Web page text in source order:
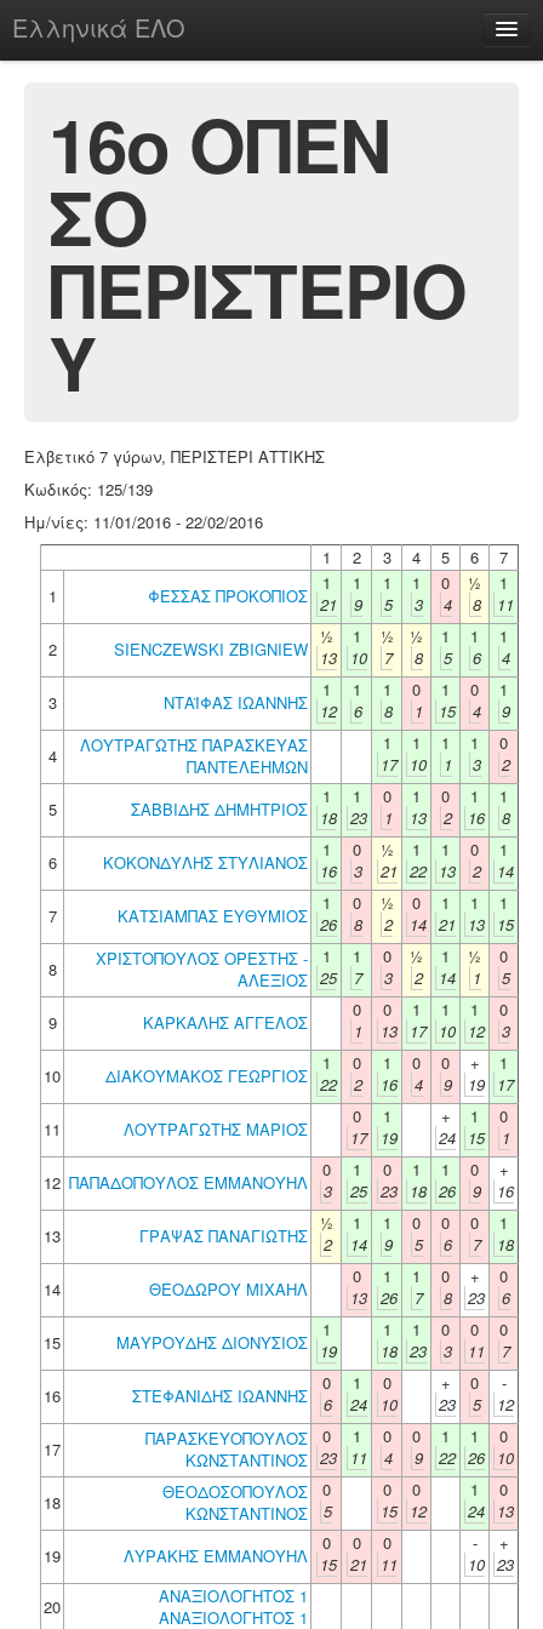
Ελληνικά ΕΛΟ
chesstu.be @ discord
Login
16ο ΟΠΕΝ
ΣΟ
ΠΕΡΙΣΤΕΡΙΟ
Υ
Ελβετικό 7 γύρων, ΠΕΡΙΣΤΕΡΙ ΑΤΤΙΚΗΣ
Κωδικός: 125/139
Ημ/νίες: 11/01/2016 - 22/02/2016
1
2 3 4 5 6
7
1
ΦΕΣΣΑΣ ΠΡΟΚΟΠΙΟΣ
1
21
1
9
1
5
1
3
0
4
½
8
1
11
2
SIENCZEWSKI ZBIGNIEW
½
13
1
10
½
7
½
8
1
5
1
6
1
4
3
ΝΤΑΪΦΑΣ ΙΩΑΝΝΗΣ
1
12
1
6
1
8
0
1
1
15
0
4
1
9
4
ΛΟΥΤΡΑΓΩΤΗΣ ΠΑΡΑΣΚΕΥΑΣ
ΠΑΝΤΕΛΕΗΜΩΝ
1
17
1
10
1
1
1
3
0
2
5
ΣΑΒΒΙΔΗΣ ΔΗΜΗΤΡΙΟΣ
1
18
1
23
0
1
1
13
0
2
1
16
1
8
6
ΚΟΚΟΝΔΥΛΗΣ ΣΤΥΛΙΑΝΟΣ
1
16
0
3
½
21
1
22
1
13
0
2
1
14
7
ΚΑΤΣΙΑΜΠΑΣ ΕΥΘΥΜΙΟΣ
1
26
0
8
½
2
0
14
1
21
1
13
1
15
8
ΧΡΙΣΤΟΠΟΥΛΟΣ ΟΡΕΣΤΗΣ -
ΑΛΕΞΙΟΣ
1
25
1
7
0
3
½
2
1
14
½
1
0
5
9
ΚΑΡΚΑΛΗΣ ΑΓΓΕΛΟΣ
0
1
0
13
1
17
1
10
1
12
0
3
10
ΔΙΑΚΟΥΜΑΚΟΣ ΓΕΩΡΓΙΟΣ
1
22
0
2
1
16
0
4
0
9
+
19
1
17
11
ΛΟΥΤΡΑΓΩΤΗΣ ΜΑΡΙΟΣ
0
17
1
19
+
24
1
15
0
1
12 ΠΑΠΑΔΟΠΟΥΛΟΣ ΕΜΜΑΝΟΥΗΛ
0
3
1
25
0
23
1
18
1
26
0
9
+
16
13
ΓΡΑΨΑΣ ΠΑΝΑΓΙΩΤΗΣ
½
2
1
14
1
9
0
5
0
6
0
7
1
18
14
ΘΕΟΔΩΡΟΥ ΜΙΧΑΗΛ
0
13
1
26
1
7
0
8
+
23
0
6
15
ΜΑΥΡΟΥΔΗΣ ΔΙΟΝΥΣΙΟΣ
1
19
1
18
1
23
0
3
0
11
0
7
16
ΣΤΕΦΑΝΙΔΗΣ ΙΩΑΝΝΗΣ
0
6
1
24
0
10
+
23
0
5
-
12
17
ΠΑΡΑΣΚΕΥΟΠΟΥΛΟΣ
ΚΩΝΣΤΑΝΤΙΝΟΣ
0
23
1
11
0
4
0
9
1
22
1
26
0
10
18
ΘΕΟΔΟΣΟΠΟΥΛΟΣ
ΚΩΝΣΤΑΝΤΙΝΟΣ
0
5
0
15
0
12
1
24
0
13
19
ΛΥΡΑΚΗΣ ΕΜΜΑΝΟΥΗΛ
0
15
0
21
0
11
-
10
+
23
20
ΑΝΑΞΙΟΛΟΓΗΤΟΣ 1
ΑΝΑΞΙΟΛΟΓΗΤΟΣ 1